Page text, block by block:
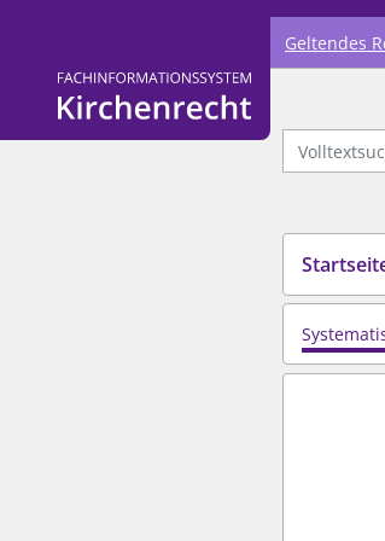
Logo Fachinformationssystem
Geltendes